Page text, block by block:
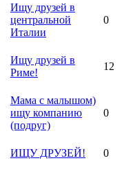
Ищу друзей в
центральной
Италии
0
Ищу друзей в
Риме!
12
Мама с малышом)
ищу компанию
(подруг)
0
ИЩУ ДРУЗЕЙ! 0